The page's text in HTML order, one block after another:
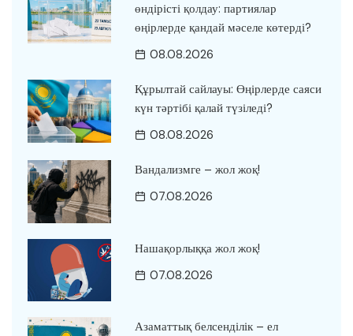
өндірісті қолдау: партиялар
өңірлерде қандай мәселе көтерді?
08.08.2026
Құрылтай сайлауы: Өңірлерде саяси
күн тәртібі қалай түзіледі?
08.08.2026
Вандализмге – жол жоқ!
07.08.2026
Нашақорлыққа жол жоқ!
07.08.2026
Азаматтық белсенділік – ел